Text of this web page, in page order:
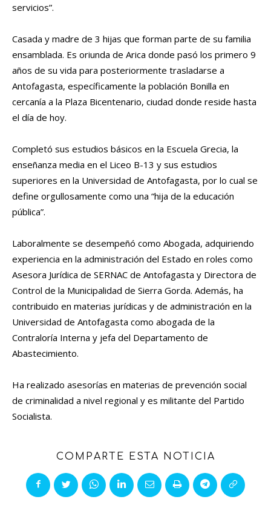
servicios”.
Casada y madre de 3 hijas que forman parte de su familia
ensamblada. Es oriunda de Arica donde pasó los primero 9
años de su vida para posteriormente trasladarse a
Antofagasta, específicamente la población Bonilla en
cercanía a la Plaza Bicentenario, ciudad donde reside hasta
el día de hoy.
Completó sus estudios básicos en la Escuela Grecia, la
enseñanza media en el Liceo B-13 y sus estudios
superiores en la Universidad de Antofagasta, por lo cual se
define orgullosamente como una “hija de la educación
pública”.
Laboralmente se desempeñó como Abogada, adquiriendo
experiencia en la administración del Estado en roles como
Asesora Jurídica de SERNAC de Antofagasta y Directora de
Control de la Municipalidad de Sierra Gorda. Además, ha
contribuido en materias jurídicas y de administración en la
Universidad de Antofagasta como abogada de la
Contraloría Interna y jefa del Departamento de
Abastecimiento.
Ha realizado asesorías en materias de prevención social
de criminalidad a nivel regional y es militante del Partido
Socialista.
COMPARTE ESTA NOTICIA